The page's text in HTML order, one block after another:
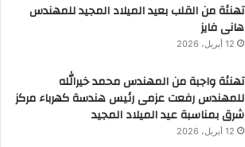
تهنئة من القلب بعيد الميلاد المجيد للمهندس
هانى فايز
12 أبريل، 2026
تهنئة واجبة من المهندس محمد خيرالله
للمهندس رفعت عزمى رئيس هندسة كهرباء مركز
شرق بمناسبة عيد الميلاد المجيد
12 أبريل، 2026